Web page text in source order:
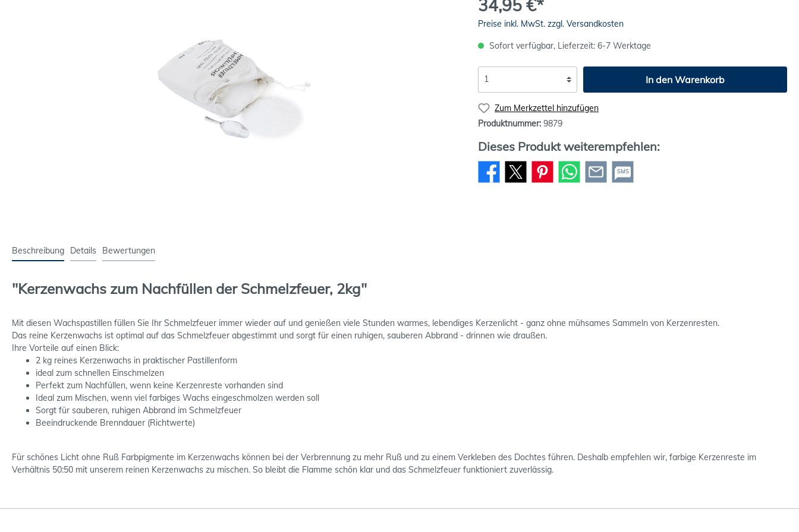
34,95 €*
Preise inkl. MwSt. zzgl. Versandkosten
Sofort verfügbar, Lieferzeit: 6-7 Werktage
In den Warenkorb
Zum Merkzettel hinzufügen
Produktnummer: 9879
Dieses Produkt weiterempfehlen:
SMS
Beschreibung Details Bewertungen
"Kerzenwachs zum Nachfüllen der Schmelzfeuer, 2kg"
Mit diesen Wachspastillen füllen Sie Ihr Schmelzfeuer immer wieder auf und genießen viele Stunden warmes, lebendiges Kerzenlicht - ganz ohne mühsames Sammeln von Kerzenresten.
Das reine Kerzenwachs ist optimal auf das Schmelzfeuer abgestimmt und sorgt für einen ruhigen, sauberen Abbrand - drinnen wie draußen.
Ihre Vorteile auf einen Blick:
2 kg reines Kerzenwachs in praktischer Pastillenform
ideal zum schnellen Einschmelzen
Perfekt zum Nachfüllen, wenn keine Kerzenreste vorhanden sind
Ideal zum Mischen, wenn viel farbiges Wachs eingeschmolzen werden soll
Sorgt für sauberen, ruhigen Abbrand im Schmelzfeuer
Beeindruckende Brenndauer (Richtwerte)
Für schönes Licht ohne Ruß Farbpigmente im Kerzenwachs können bei der Verbrennung zu mehr Ruß und zu einem Verkleben des Dochtes führen. Deshalb empfehlen wir, farbige Kerzenreste im
Verhältnis 50:50 mit unserem reinen Kerzenwachs zu mischen. So bleibt die Flamme schön klar und das Schmelzfeuer funktioniert zuverlässig.